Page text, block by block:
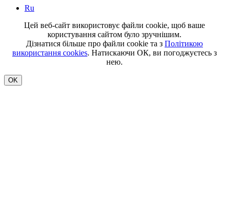
Ru
Цей веб-сайт використовує файли cookie, щоб ваше
користування сайтом було зручнішим.
Дізнатися більше про файли cookie та з Політикою
використання cookies. Натискаючи ОК, ви погоджуєтесь з
нею.
OK